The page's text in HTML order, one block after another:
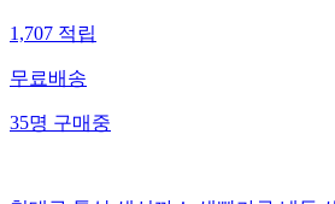
1,707적립
무료배송
35명구매중